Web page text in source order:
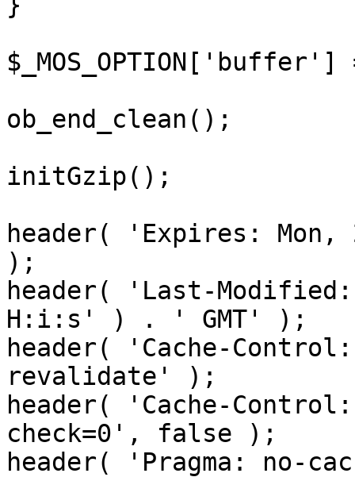
ob_end_clean();
initGzip();
header( 'Expires: Mon,
);
header( 'Last-
H:i:s' ) . ' GMT' );
header( 'Cache-
revalidate' );
header( 'Cache-
check=0', false );
header( 'Pragma: no-